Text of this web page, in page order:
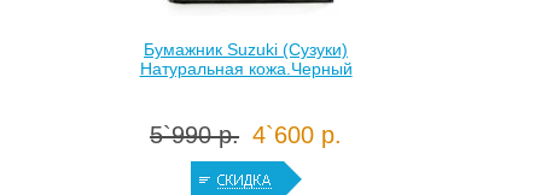
Бумажник Suzuki (Сузуки)
Натуральная кожа.Черный
5`990 р. 4`600 р.